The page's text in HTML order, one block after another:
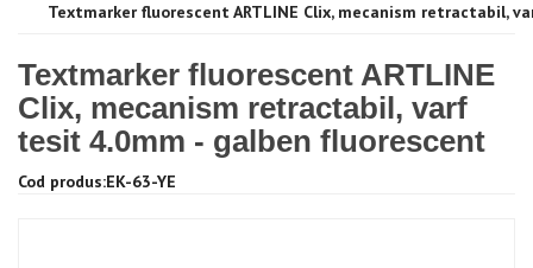
Textmarker fluorescent ARTLINE Clix, mecanism retractabil,
Textmarker fluorescent ARTLINE
Clix, mecanism retractabil, varf
tesit 4.0mm - galben fluorescent
Cod produs:EK-63-YE